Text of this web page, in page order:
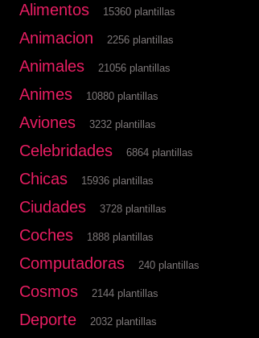
Alimentos 15360 plantillas
Animacion 2256 plantillas
Animales 21056 plantillas
Animes 10880 plantillas
Aviones 3232 plantillas
Celebridades 6864 plantillas
Chicas 15936 plantillas
Ciudades 3728 plantillas
Coches 1888 plantillas
Computadoras 240 plantillas
Cosmos 2144 plantillas
Deporte 2032 plantillas